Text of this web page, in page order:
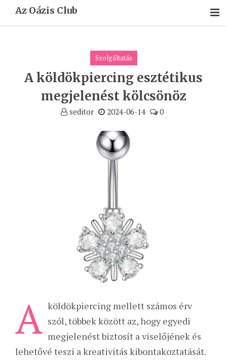
Az Oázis Club
Szolgáltatás
A köldökpiercing esztétikus
megjelenést kölcsönöz
seditor 2024-06-14 0
A köldökpiercing mellett számos érv
szól, többek között az, hogy egyedi
megjelenést biztosít a viselőjének és
lehetővé teszi a kreativitás kibontakoztatását.